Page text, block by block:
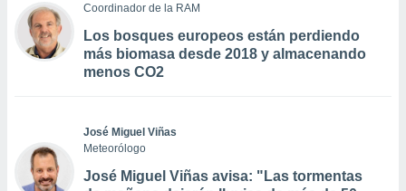
Coordinador de la RAM
Los bosques europeos están perdiendo
más biomasa desde 2018 y almacenando
menos CO2
José Miguel Viñas
Meteorólogo
José Miguel Viñas avisa: "Las tormentas